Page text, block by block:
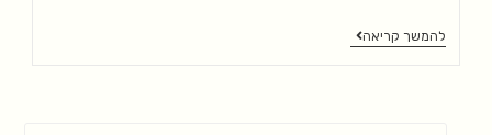
להמשך קריאה